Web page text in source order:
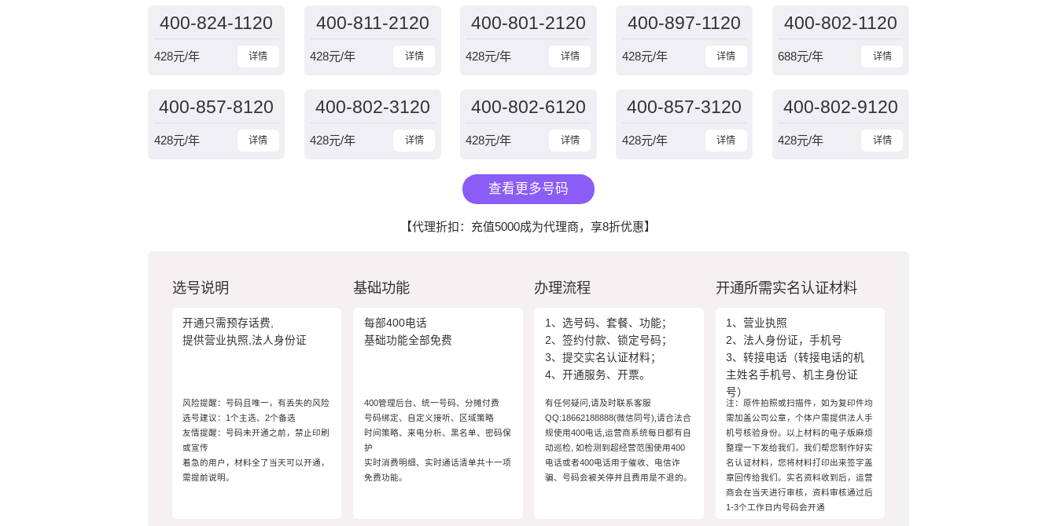
400-824-1120
详情
428元/年
400-811-2120
详情
428元/年
400-801-2120
详情
428元/年
400-897-1120
详情
428元/年
400-802-1120
详情
688元/年
400-857-8120
详情
428元/年
400-802-3120
详情
428元/年
400-802-6120
详情
428元/年
400-857-3120
详情
428元/年
400-802-9120
详情
428元/年
查看更多号码
【代理折扣：充值5000成为代理商，享8折优惠】
选号说明
开通只需预存话费,
提供营业执照,法人身份证
风险提醒：号码且唯一，有丢失的风险
选号建议：1个主选、2个备选
友情提醒：号码未开通之前，禁止印刷
或宣传
着急的用户，材料全了当天可以开通，
需提前说明。
基础功能
每部400电话
基础功能全部免费
400管理后台、统一号码、分摊付费
号码绑定、自定义接听、区域策略
时间策略、来电分析、黑名单、密码保
护
实时消费明细、实时通话清单共十一项
免费功能。
办理流程
1、选号码、套餐、功能；
2、签约付款、锁定号码；
3、提交实名认证材料；
4、开通服务、开票。
有任何疑问,请及时联系客服
QQ:18662188888(微信同号),请合法合
规使用400电话,运营商系统每日都有自
动巡检, 如检测到超经营范围使用400
电话或者400电话用于催收、电信诈
骗、号码会被关停并且费用是不退的。
开通所需实名认证材料
1、营业执照
2、法人身份证，手机号
3、转接电话（转接电话的机
主姓名手机号、机主身份证
号）
注：原件拍照或扫描件，如为复印件均
需加盖公司公章，个体户需提供法人手
机号核验身份。以上材料的电子版麻烦
整理一下发给我们，我们帮您制作好实
名认证材料，您将材料打印出来签字盖
章回传给我们。实名资料收到后，运营
商会在当天进行审核，资料审核通过后
1-3个工作日内号码会开通